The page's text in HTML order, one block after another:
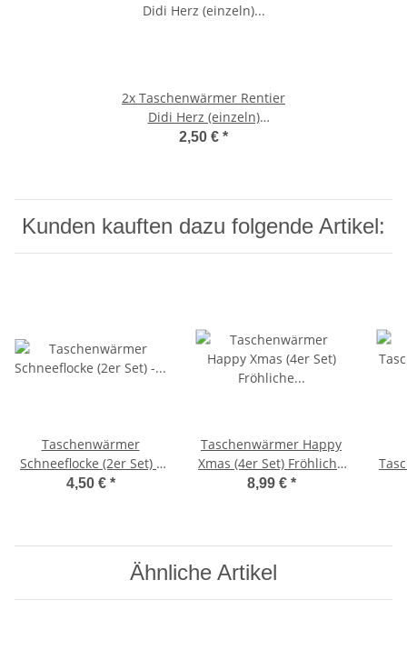
2x Taschenwärmer Rentier
Didi Herz (einzeln)
Wichtelgeschenk,
2,50 € *
Kunden kauften dazu folgende Artikel:
Taschenwärmer
Schneeflocke (2er Set) -
Handwärmer,
4,50 € *
Taschenwärmer Happy
Xmas (4er Set) Fröhliche
Weihnachten -
8,99 € *
Ähnliche Artikel